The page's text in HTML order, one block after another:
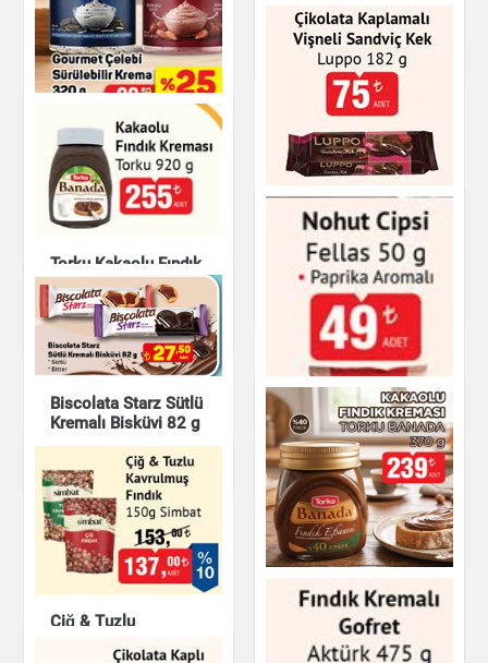
35 g
Çikolata & Bisküvi &
Çikolata & Bisküvi &
Kuruyemiş
Gourmet Çelebi
Sürülebilir Krema
320 g
Çikolata & Bisküvi &
Kuruyemiş
Çikolata Kaplamalı
Vişneli Sandviç Kek
Luppo 182 g
Çikolata & Bisküvi &
Torku Kakaolu Fındık
Kreması 920 g
Çikolata & Bisküvi &
Kuruyemiş
Nohut Cipsi Fellas
50 g - Paprika
Aromalı
Çikolata & Bisküvi &
Kuruyemiş
Biscolata Starz Sütlü
Kremalı Bisküvi 82 g
Çikolata & Bisküvi &
Kuruyemiş
Torku Banada
Kakaolu Fındık
Kreması 370 g
Çiğ & Tuzlu